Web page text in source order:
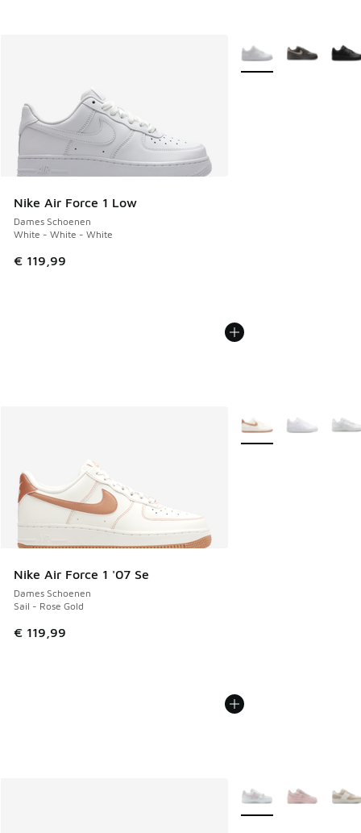
Nike Air Force 1 Low
Dames Schoenen
White - White - White
€ 119,99
Meer kleuren
Nike Air Force 1 '07 Se
Dames Schoenen
Sail - Rose Gold
€ 119,99
Meer kleuren
Meer kleuren